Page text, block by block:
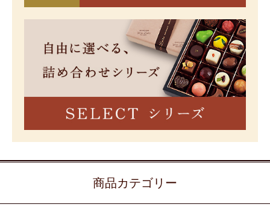
商品カテゴリー